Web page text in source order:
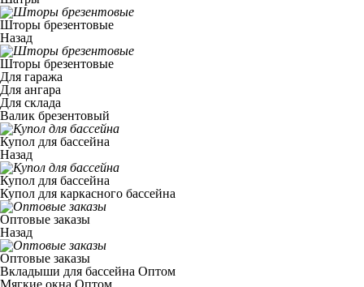
Шторы брезентовые
Назад
Шторы брезентовые
Для гаража
Для ангара
Для склада
Валик брезентовый
Купол для бассейна
Назад
Купол для бассейна
Купол для каркасного бассейна
Оптовые заказы
Назад
Оптовые заказы
Вкладыши для бассейна Оптом
Мягкие окна Оптом